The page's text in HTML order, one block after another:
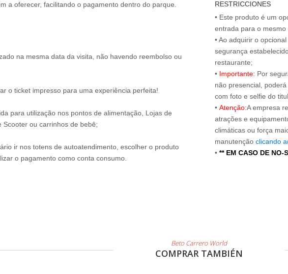
a oferecer, facilitando o pagamento dentro do parque.
na mesma data da visita, não havendo reembolso ou
o ticket impresso para uma experiência perfeita!
para utilização nos pontos de alimentação, Lojas de
Scooter ou carrinhos de bebê;
ir nos totens de autoatendimento, escolher o produto
o pagamento como conta consumo.
RESTRICCIONES
• Este produto é um
entrada para o
• Ao adquirir o
segurança
restaurante;
• Importante: Por
não presencial,
com foto e selfie do
• Atenção:A empresa
atrações e
climáticas ou força
manutenção clicando
• ** EM CASO DE NO-
Beto Carrero World
COMPRAR TAMBIÉN